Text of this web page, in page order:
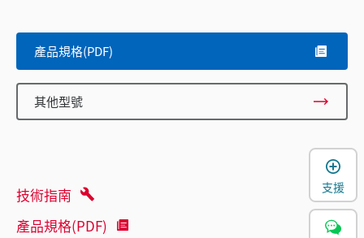
產品規格(PDF)
其他型號
技術指南
產品規格(PDF)
支援